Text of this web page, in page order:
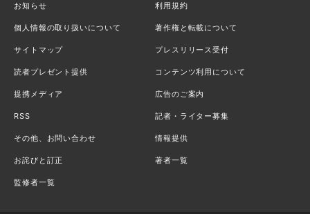
お知らせ 利用規約
個人情報の取り扱いについて 著作権と転載について
サイトマップ プレスリリース受付
読者プレゼント提供 コンテンツ利用について
提携メディア 広告のご案内
RSS 記者・ライター募集
その他、お問い合わせ 情報提供
お詫びと訂正 著者一覧
監修者一覧